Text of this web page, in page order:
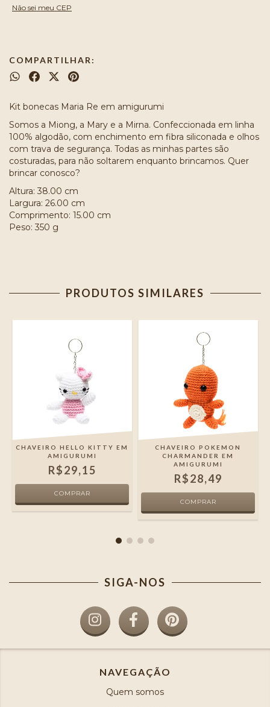
Não sei meu CEP
COMPARTILHAR:
Kit bonecas Maria Re em amigurumi
Somos a Miong, a Mary e a Mirna. Confeccionada em linha
100% algodão, com enchimento em fibra siliconada e olhos
com trava de segurança. Todas as minhas partes são
costuradas, para não soltarem enquanto brincamos. Quer
brincar conosco?
Altura: 38.00 cm
Largura: 26.00 cm
Comprimento: 15.00 cm
Peso: 350 g
PRODUTOS SIMILARES
CHAVEIRO HELLO KITTY EM
AMIGURUMI
R$29,15
CHAVEIRO POKEMON
CHARMANDER EM
AMIGURUMI
R$28,49
SIGA-NOS
NAVEGAÇÃO
Quem somos